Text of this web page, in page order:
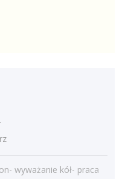
wyważanie kół- praca